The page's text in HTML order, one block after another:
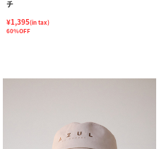
チ
¥1,395(in tax)
60%OFF